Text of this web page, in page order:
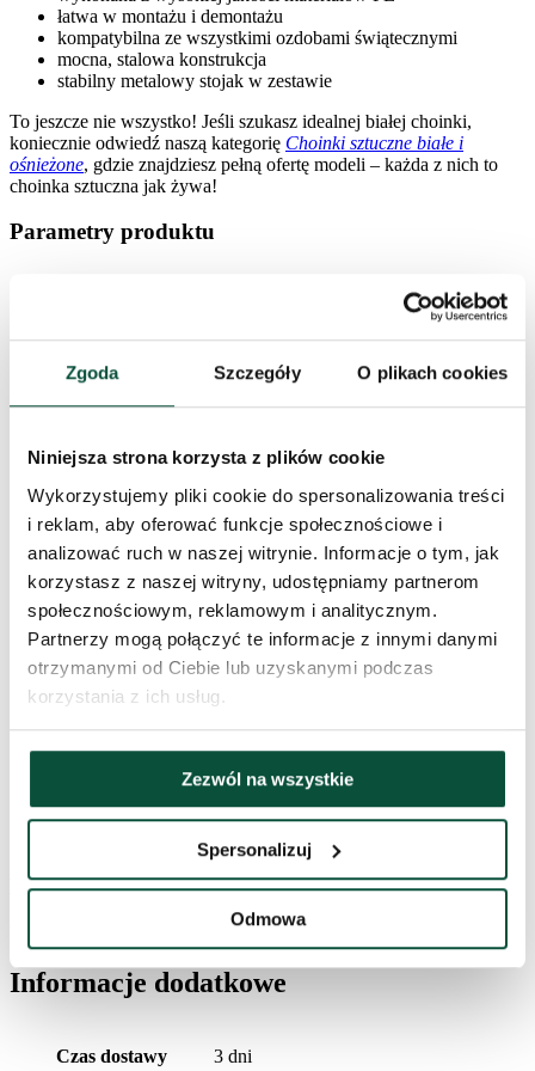
Zgoda Szczegóły O plikach cookies
Niniejsza strona korzysta z plików cookie
Wykorzystujemy pliki cookie do spersonalizowania treści
i reklam, aby oferować funkcje społecznościowe i
analizować ruch w naszej witrynie. Informacje o tym, jak
korzystasz z naszej witryny, udostępniamy partnerom
społecznościowym, reklamowym i analitycznym.
Partnerzy mogą połączyć te informacje z innymi danymi
otrzymanymi od Ciebie lub uzyskanymi podczas
korzystania z ich usług.
Zezwól na wszystkie
Spersonalizuj
Odmowa
łatwa w montażu i demontażu
kompatybilna ze wszystkimi ozdobami świątecznymi
mocna, stalowa konstrukcja
stabilny metalowy stojak w zestawie
To jeszcze nie wszystko! Jeśli szukasz idealnej białej choinki,
koniecznie odwiedź naszą kategorię Choinki sztuczne białe i
ośnieżone, gdzie znajdziesz pełną ofertę modeli – każda z nich to
choinka sztuczna jak żywa!
Parametry produktu
Wysokość (ze stojakiem) 360cm
Wykonanie Gęste
Rodzaj igliwia PE + PVC
Typ rozkładania snap tree
Długość czubka
Liczba części 4
Stojak (w zestawie) metalowy
Historia cen
Najniższa cena z ostatnich 30 dni to 3 791
Informacje dodatkowe
Czas dostawy 3 dni